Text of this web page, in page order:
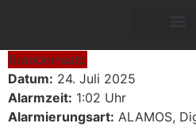
Brandeinsatz
Datum: 24. Juli 2025
Alarmzeit: 1:02 Uhr
Alarmierungsart: ALAMOS,